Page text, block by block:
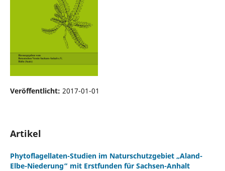
Veröffentlicht: 2017-01-01
Artikel
Phytoflagellaten-Studien im Naturschutzgebiet „Aland-
Elbe-Niederung“ mit Erstfunden für Sachsen-Anhalt